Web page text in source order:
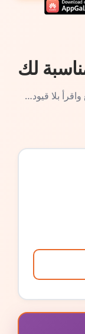
لك
بلا قيود…